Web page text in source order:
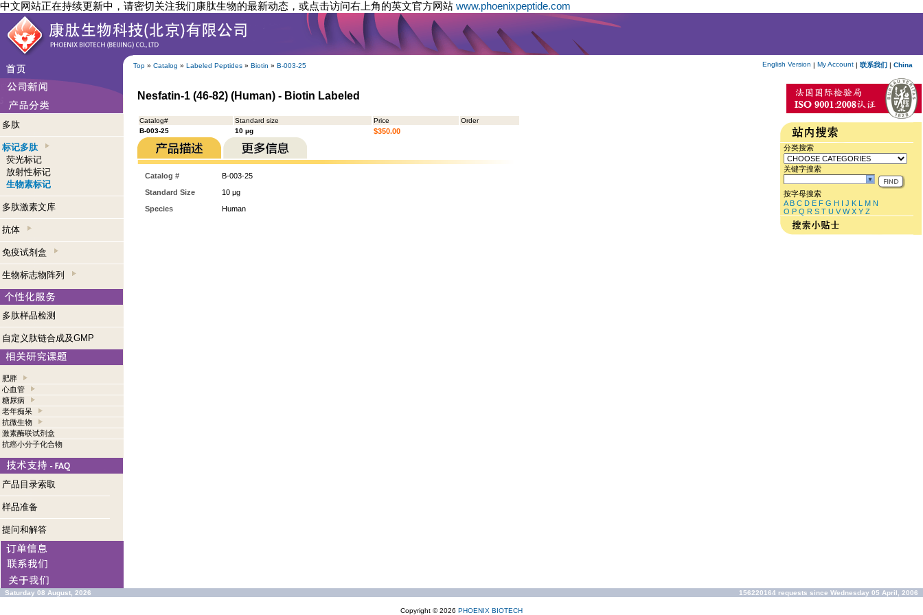
中文网站正在持续更新中，请密切关注我们康肽生物的最新动态，或点击访问右上角的英文官方网站 www.phoenixpeptide.com
Top » Catalog » Labeled Peptides » Biotin » B-003-25 English Version | My Account | 联系我们 | China
多肽
标记多肽
荧光标记
放射性标记
生物素标记
多肽激素文库
抗体
免疫试剂盒
生物标志物阵列
多肽样品检测
自定义肽链合成及GMP
肥胖
心血管
糖尿病
老年痴呆
抗微生物
激素酶联试剂盒
抗癌小分子化合物
产品目录索取
样品准备
提问和解答
Nesfatin-1 (46-82) (Human) - Biotin Labeled
Catalog# Standard size Price
Order
B-003-25
10 µg $350.00
Catalog #
B-003-25
Standard Size
10 µg
Species
Human
分类搜索
关键字搜索
按字母搜索
A B C D E F G H I J K L M N
O P Q R S T U V W X Y Z
Saturday 08 August, 2026 156220164 requests since Wednesday 05 April, 2006
Copyright © 2026 PHOENIX BIOTECH